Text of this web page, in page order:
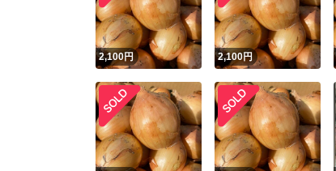
2,100円 2,100円